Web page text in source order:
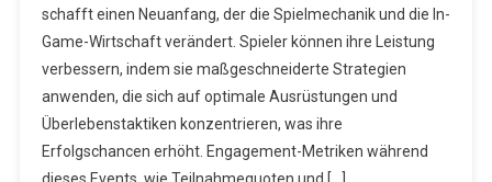
Wipe-
Event
schafft einen Neuanfang, der die Spielmechanik und die In-
Game-Wirtschaft verändert. Spieler können ihre Leistung
verbessern, indem sie maßgeschneiderte Strategien
anwenden, die sich auf optimale Ausrüstungen und
Überlebenstaktiken konzentrieren, was ihre
Erfolgschancen erhöht. Engagement-Metriken während
dieses Events, wie Teilnahmequoten und […]